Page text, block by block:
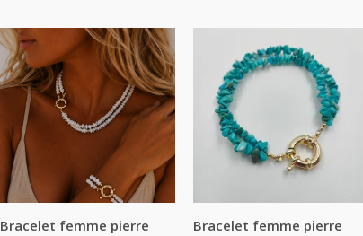
Bracelet femme pierre
Bracelet femme pierre